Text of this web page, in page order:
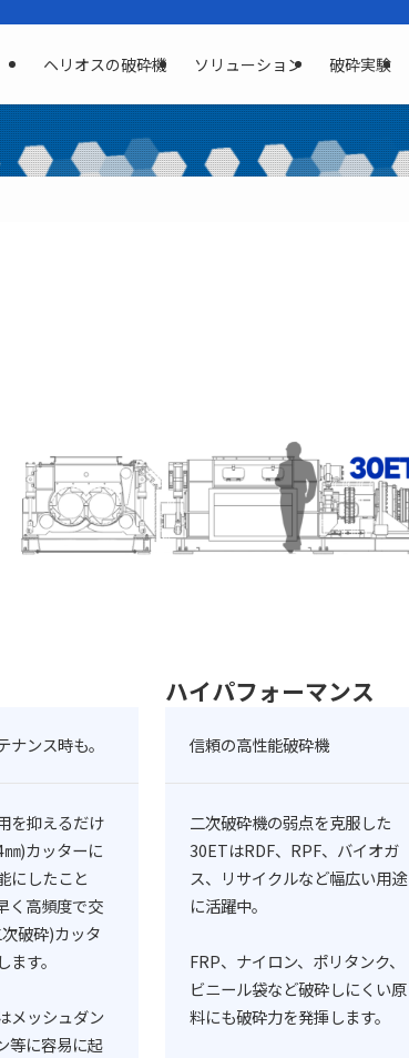
ヘリオスの破砕機 ソリューション 破砕実験
ナンス時も。
を抑えるだけ
)カッターに
にしたこと
く高頻度で交
破砕)カッタ
す。
メッシュダン
等に容易に起
ハイパフォーマンス
信頼の高性能破砕機
二次破砕機の弱点を克服した
30ETはRDF、RPF、バイオガ
ス、リサイクルなど幅広い用途
に活躍中。
FRP、ナイロン、ポリタンク、
ビニール袋など破砕しにくい原
料にも破砕力を発揮します。